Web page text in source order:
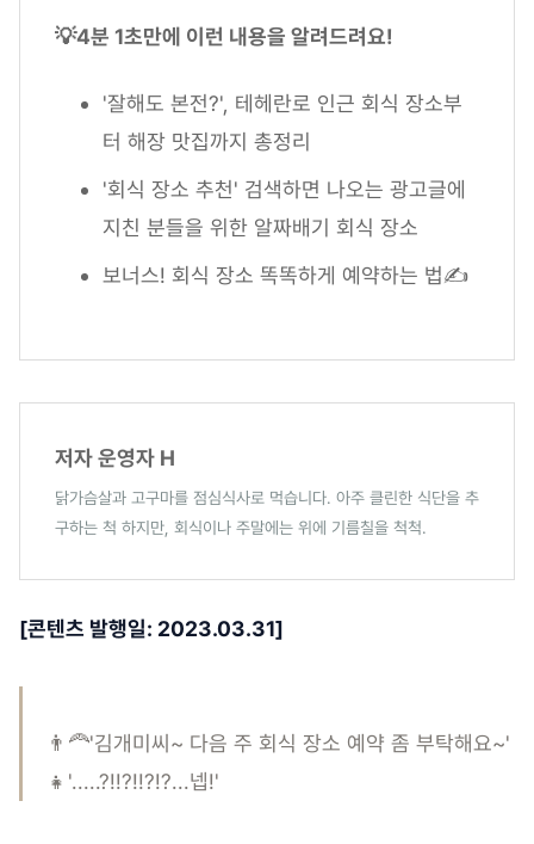
💡4분 1초만에 이런 내용을 알려드려요!
'잘해도 본전?', 테헤란로 인근 회식 장소부
터 해장 맛집까지 총정리
'회식 장소 추천' 검색하면 나오는 광고글에
지친 분들을 위한 알짜배기 회식 장소
보너스! 회식 장소 똑똑하게 예약하는 법✍
저자 운영자 H
닭가슴살과 고구마를 점심식사로 먹습니다. 아주 클린한 식단을 추
구하는 척 하지만, 회식이나 주말에는 위에 기름칠을 척척.
[콘텐츠 발행일: 2023.03.31]
👨‍🦰'김개미씨~ 다음 주 회식 장소 예약 좀 부탁해요~'
👧'.....?!!?!!?!?...넵!'